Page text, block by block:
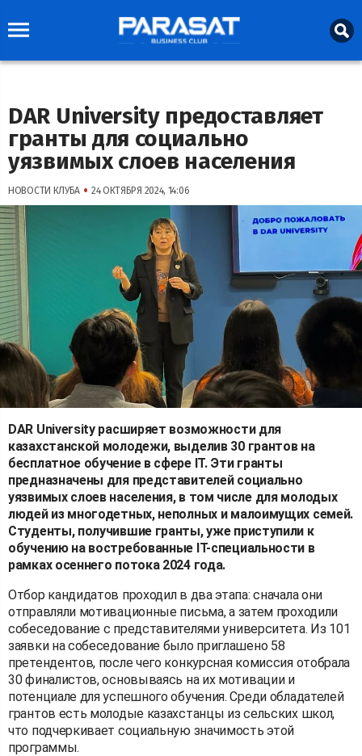
DAR University предоставляет
гранты для социально
уязвимых слоев населения
НОВОСТИ КЛУБА • 24 ОКТЯБРЯ 2024, 14:06
DAR University расширяет возможности для
казахстанской молодежи, выделив 30 грантов на
бесплатное обучение в сфере IT. Эти гранты
предназначены для представителей социально
уязвимых слоев населения, в том числе для молодых
людей из многодетных, неполных и малоимущих семей.
Студенты, получившие гранты, уже приступили к
обучению на востребованные IT-специальности в
рамках осеннего потока 2024 года.
Отбор кандидатов проходил в два этапа: сначала они
отправляли мотивационные письма, а затем проходили
собеседование с представителями университета. Из 101
заявки на собеседование было приглашено 58
претендентов, после чего конкурсная комиссия отобрала
30 финалистов, основываясь на их мотивации и
потенциале для успешного обучения. Среди обладателей
грантов есть молодые казахстанцы из сельских школ,
что подчеркивает социальную значимость этой
программы.